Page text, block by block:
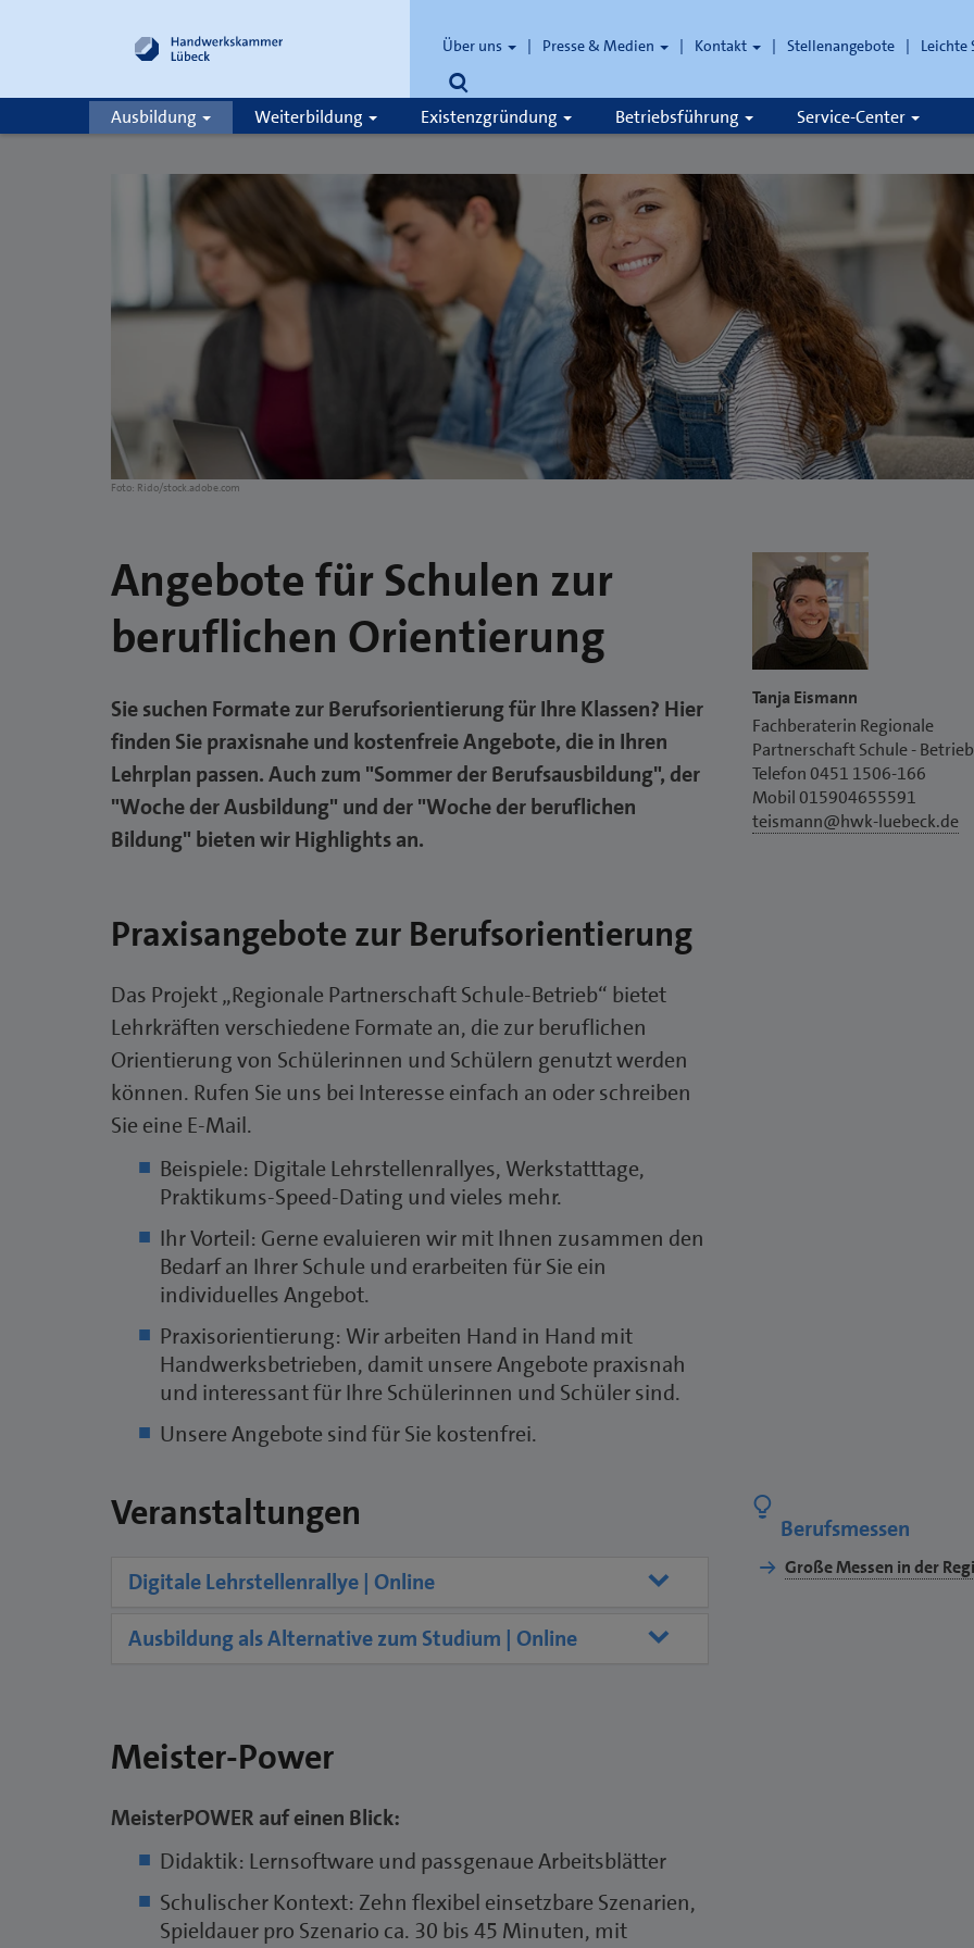
Über uns Presse & Medien Kontakt Stellenangebote
Leichte
Ausbildung Weiterbildung Existenzgründung Betriebsführung Service-Center
Foto: Rido/stock.adobe.com
Angebote für Schulen zur
beruflichen Orientierung
Sie suchen Formate zur Berufsorientierung für Ihre Klassen? Hier
finden Sie praxisnahe und kostenfreie Angebote, die in Ihren
Lehrplan passen.Auch zum "Sommer der Berufsausbildung", der
"Woche der Ausbildung" und der "Woche der beruflichen
Bildung" bieten wir Highlights an.
Tanja Eismann
Fachberaterin Regionale
Partnerschaft Schule - Betrieb
Telefon 0451 1506-166
Mobil 015904655591
teismann@hwk-luebeck.de
Praxisangebote zur Berufsorientierung
Das Projekt „Regionale Partnerschaft Schule-Betrieb“ bietet
Lehrkräften verschiedene Formate an, die zur beruflichen
Orientierung von Schülerinnen und Schülern genutzt werden
können. Rufen Sie uns bei Interesse einfach an oder schreiben
Sie eine E-Mail.
Beispiele: Digitale Lehrstellenrallyes, Werkstatttage,
Praktikums-Speed-Dating und vieles mehr.
Ihr Vorteil: Gerne evaluieren wir mit Ihnen zusammen den
Bedarf an Ihrer Schule und erarbeiten für Sie ein
individuelles Angebot.
Praxisorientierung: Wir arbeiten Hand in Hand mit
Handwerksbetrieben, damit unsere Angebote praxisnah
und interessant für Ihre Schülerinnen und Schüler sind.
Unsere Angebote sind für Sie kostenfrei.
Veranstaltungen
Digitale Lehrstellenrallye | Online
Ausbildung als Alternative zum Studium | Online
Berufsmessen
Große Messen in der
Meister-Power
MeisterPOWER auf einen Blick:
Didaktik: Lernsoftware und passgenaue Arbeitsblätter
Schulischer Kontext: Zehn flexibel einsetzbare Szenarien,
Spieldauer pro Szenario ca. 30 bis 45 Minuten, mit